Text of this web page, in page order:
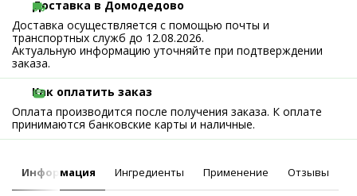
Доставка в Домодедово
Доставка осуществляется с помощью почты и
транспортных служб до 12.08.2026.
Актуальную информацию уточняйте при подтверждении
заказа.
Как оплатить заказ
Оплата производится после получения заказа. К оплате
принимаются банковские карты и наличные.
Информация Ингредиенты Применение Отзывы